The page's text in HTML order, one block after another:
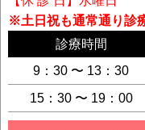
※土日祝も通常通り診
診療時間
9：30 〜 13：30
15：30 〜 19：00